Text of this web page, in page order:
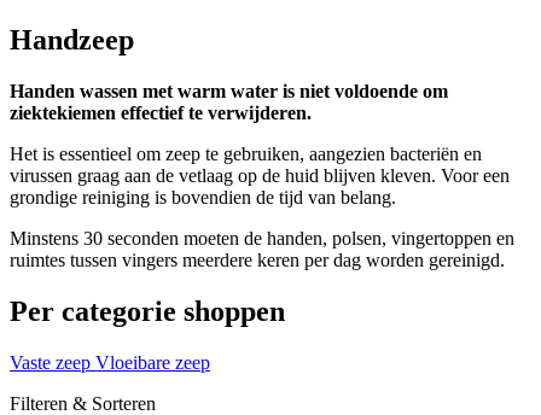
Handzeep
Handen wassen met warm water is niet voldoende om
ziektekiemen effectief te verwijderen.
Het is essentieel om zeep te gebruiken, aangezien bacteriën en
virussen graag aan de vetlaag op de huid blijven kleven. Voor een
grondige reiniging is bovendien de tijd van belang.
Minstens 30 seconden moeten de handen, polsen, vingertoppen en
ruimtes tussen vingers meerdere keren per dag worden gereinigd.
Per categorie shoppen
Vaste zeep Vloeibare zeep
Filteren & Sorteren